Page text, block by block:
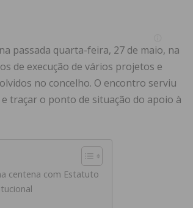
passada quarta-feira, 27 de maio, na
de execução de vários projetos e
no concelho. O encontro serviu
traçar o ponto de situação do apoio à
centena com Estatuto